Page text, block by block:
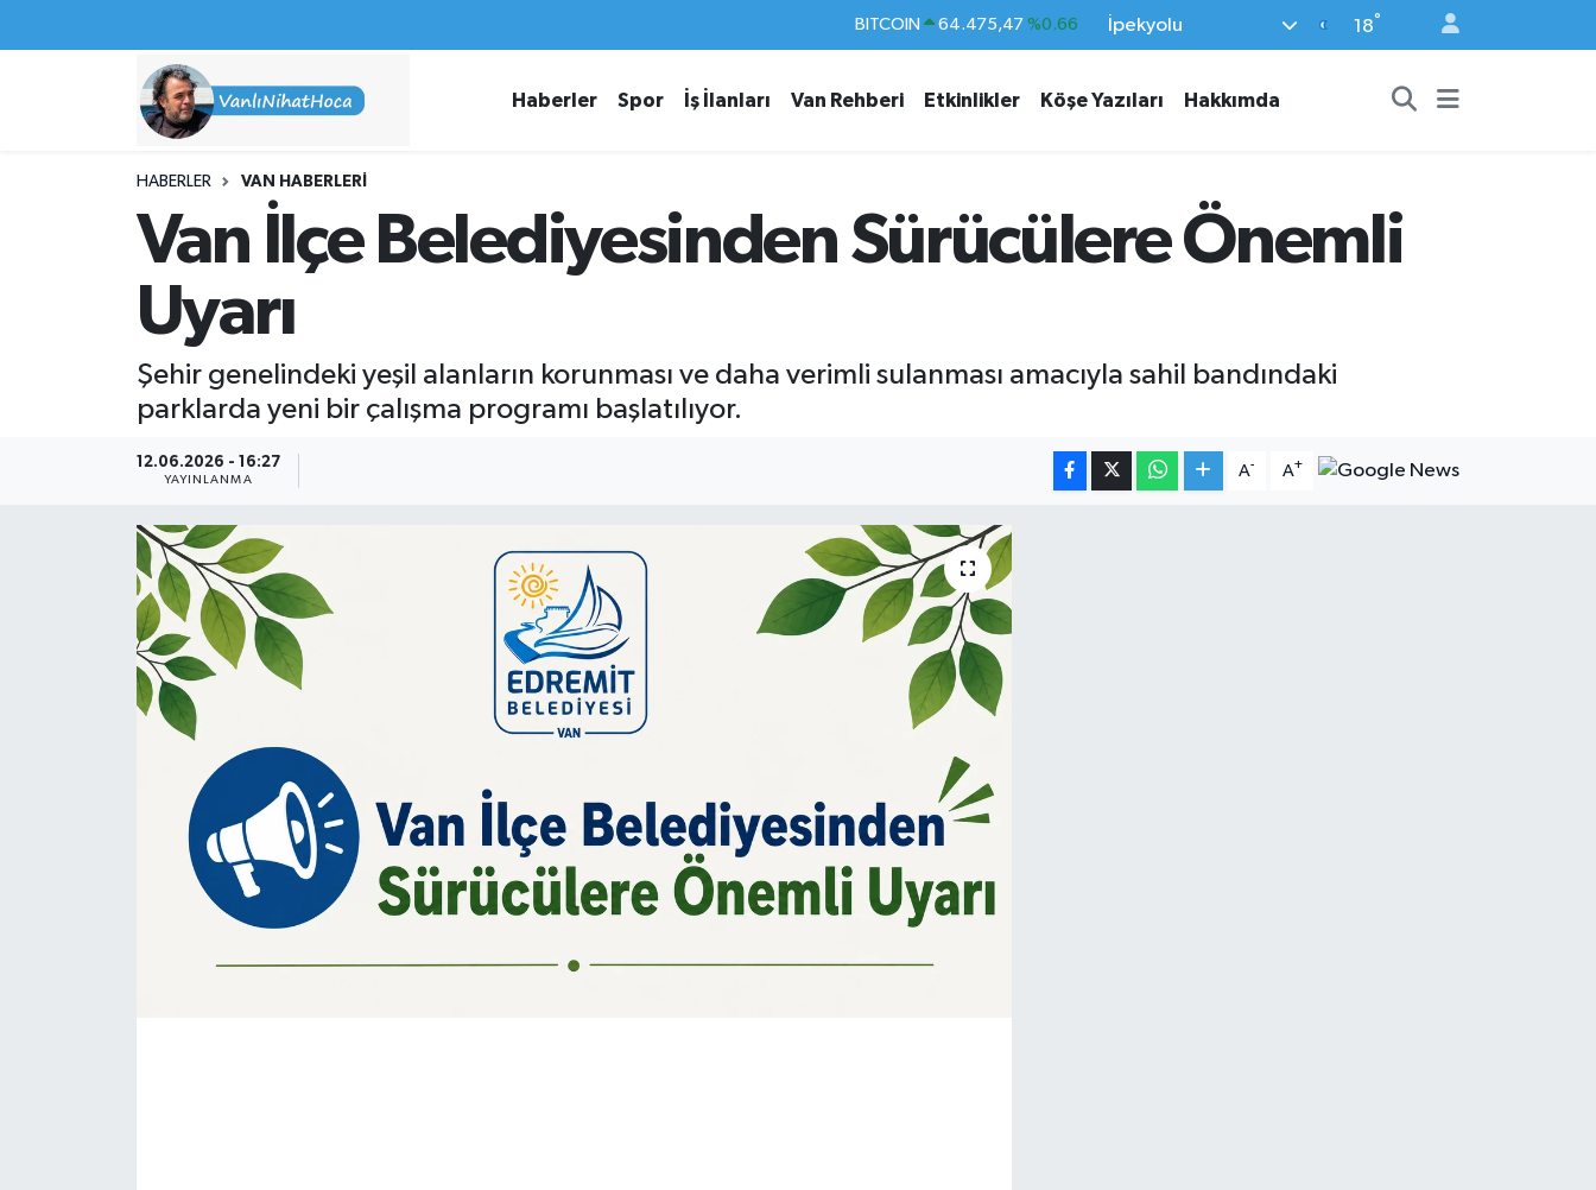
DOLAR 47,5971 %0.05
STERLİN 64,2534 %0.22
BITCOIN 64.475,47 %0.66
İpekyolu 18°
Haberler Spor İş İlanları Van Rehberi Etkinlikler Köşe Yazıları Hakkımda
HABERLER VAN HABERLERI
Van İlçe Belediyesinden Sürücülere Önemli
Uyarı
Şehir genelindeki yeşil alanların korunması ve daha verimli sulanması amacıyla sahil bandındaki
parklarda yeni bir çalışma programı başlatılıyor.
12.06.2026 - 16:27
YAYINLANMA
A- A+
Haberler
İş İlanları
Etkinlikler
Köşe Yazıları
Hakkımda
İpekyolu Nöbetçi Eczaneler
İpekyolu Trafik Yoğunluk Haritası
Süper Lig Puan Durumu ve Fikstür
Tüm Manşetler
Son Dakika Haberleri
Haber Arşivi